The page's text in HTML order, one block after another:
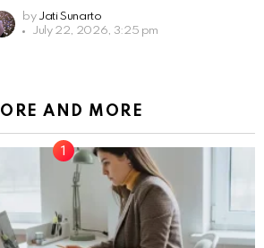
by Jati Sunarto
July 22, 2026, 3:25 pm
AND MORE